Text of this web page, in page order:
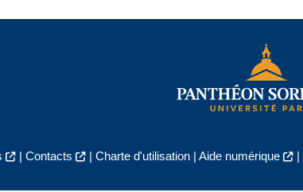
| Contacts | Charte d'utilisation| Aide numérique |